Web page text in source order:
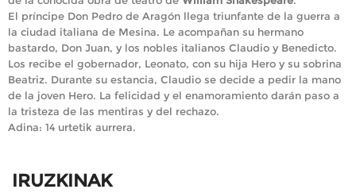
El príncipe Don Pedro de Aragón llega triunfante de la guerra a
la ciudad italiana de Mesina. Le acompañan su hermano
bastardo, Don Juan, y los nobles italianos Claudio y Benedicto.
Los recibe el gobernador, Leonato, con su hija Hero y su sobrina
Beatriz. Durante su estancia, Claudio se decide a pedir la mano
de la joven Hero. La felicidad y el enamoramiento darán paso a
la tristeza de las mentiras y del rechazo.
Adina: 14 urtetik aurrera.
IRUZKINAK